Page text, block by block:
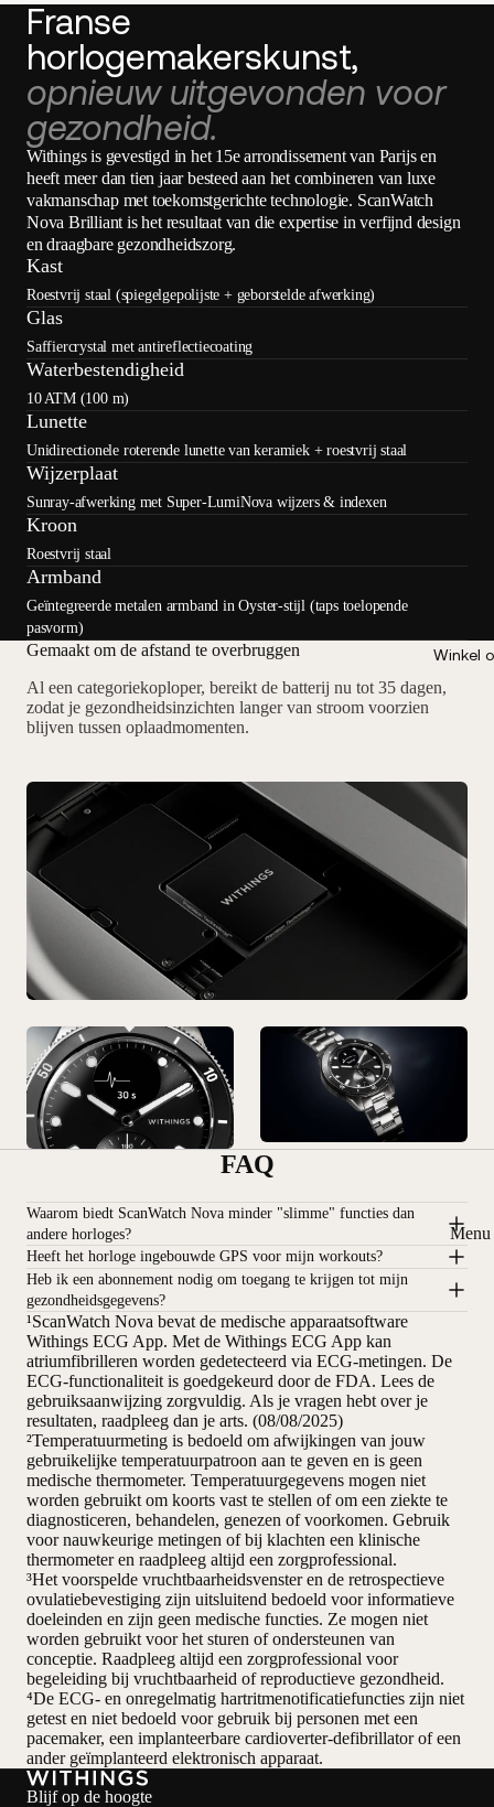
Winkel
Menu
Franse
horlogemakerskunst,
opnieuw uitgevonden voor
gezondheid.
Withings is gevestigd in het 15e arrondissement van Parijs en
heeft meer dan tien jaar besteed aan het combineren van luxe
vakmanschap met toekomstgerichte technologie. ScanWatch
Nova Brilliant is het resultaat van die expertise in verfijnd design
en draagbare gezondheidszorg.
Kast
Roestvrij staal (spiegelgepolijste + geborstelde afwerking)
Glas
Saffiercrystal met antireflectiecoating
Waterbestendigheid
10 ATM (100 m)
Lunette
Unidirectionele roterende lunette van keramiek + roestvrij staal
Wijzerplaat
Sunray-afwerking met Super-LumiNova wijzers & indexen
Kroon
Roestvrij staal
Armband
Geïntegreerde metalen armband in Oyster-stijl (taps toelopende
pasvorm)
Gemaakt om de afstand te overbruggen
Al een categoriekoploper, bereikt de batterij nu tot 35 dagen,
zodat je gezondheidsinzichten langer van stroom voorzien
blijven tussen oplaadmomenten.
FAQ
Waarom biedt ScanWatch Nova minder "slimme" functies dan
andere horloges?
Heeft het horloge ingebouwde GPS voor mijn workouts?
Heb ik een abonnement nodig om toegang te krijgen tot mijn
gezondheidsgegevens?
¹ScanWatch Nova bevat de medische apparaatsoftware
Withings ECG App. Met de Withings ECG App kan
atriumfibrilleren worden gedetecteerd via ECG-metingen. De
ECG-functionaliteit is goedgekeurd door de FDA. Lees de
gebruiksaanwijzing zorgvuldig. Als je vragen hebt over je
resultaten, raadpleeg dan je arts. (08/08/2025)
²Temperatuurmeting is bedoeld om afwijkingen van jouw
gebruikelijke temperatuurpatroon aan te geven en is geen
medische thermometer. Temperatuurgegevens mogen niet
worden gebruikt om koorts vast te stellen of om een ziekte te
diagnosticeren, behandelen, genezen of voorkomen. Gebruik
voor nauwkeurige metingen of bij klachten een klinische
thermometer en raadpleeg altijd een zorgprofessional.
³Het voorspelde vruchtbaarheidsvenster en de retrospectieve
ovulatiebevestiging zijn uitsluitend bedoeld voor informatieve
doeleinden en zijn geen medische functies. Ze mogen niet
worden gebruikt voor het sturen of ondersteunen van
conceptie. Raadpleeg altijd een zorgprofessional voor
begeleiding bij vruchtbaarheid of reproductieve gezondheid.
⁴De ECG- en onregelmatig hartritmenotificatiefuncties zijn niet
getest en niet bedoeld voor gebruik bij personen met een
pacemaker, een implanteerbare cardioverter-defibrillator of een
ander geïmplanteerd elektronisch apparaat.
Blijf op de hoogte